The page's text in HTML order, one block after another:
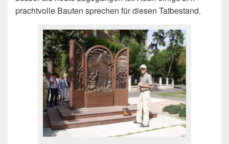
prachtvolle Bauten sprechen für diesen Tatbestand.